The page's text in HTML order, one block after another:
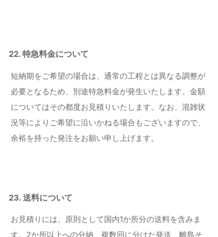
22. 特急料金について
短納期をご希望の場合は、通常の工程とは異なる調整が
必要となるため、別途特急料金が発生いたします。金額
についてはその都度お見積りいたします。なお、混雑状
況等によりご希望に沿いかねる場合もございますので、
余裕を持った発注をお願い申し上げます。
23. 送料について
お見積りには、原則として国内1か所分の送料を含みま
す。2か所以上への分納、複数回に分けた発送、離島そ